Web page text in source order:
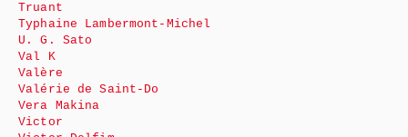
Truant
Typhaine Lambermont-Michel
U. G. Sato
Val K
Valère
Valérie de Saint-Do
Vera Makina
Victor